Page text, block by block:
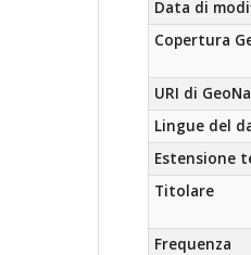
Data di
Copertura
URI di
Lingue del
Estensione
Titolare
Frequenza